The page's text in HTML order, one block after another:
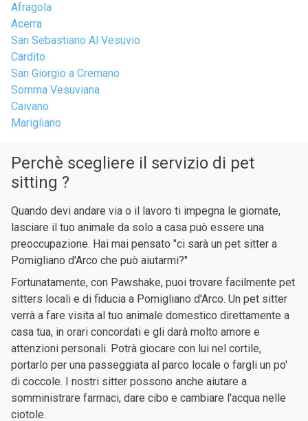
Afragola
Acerra
San Sebastiano Al Vesuvio
Cardito
San Giorgio a Cremano
Somma Vesuviana
Caivano
Marigliano
Perchè scegliere il servizio di pet
sitting ?
Quando devi andare via o il lavoro ti impegna le giornate,
lasciare il tuo animale da solo a casa può essere una
preoccupazione. Hai mai pensato "ci sarà un pet sitter a
Pomigliano d'Arco che può aiutarmi?"
Fortunatamente, con Pawshake, puoi trovare facilmente pet
sitters locali e di fiducia a Pomigliano d'Arco. Un pet sitter
verrà a fare visita al tuo animale domestico direttamente a
casa tua, in orari concordati e gli darà molto amore e
attenzioni personali. Potrà giocare con lui nel cortile,
portarlo per una passeggiata al parco locale o fargli un po'
di coccole. I nostri sitter possono anche aiutare a
somministrare farmaci, dare cibo e cambiare l'acqua nelle
ciotole.